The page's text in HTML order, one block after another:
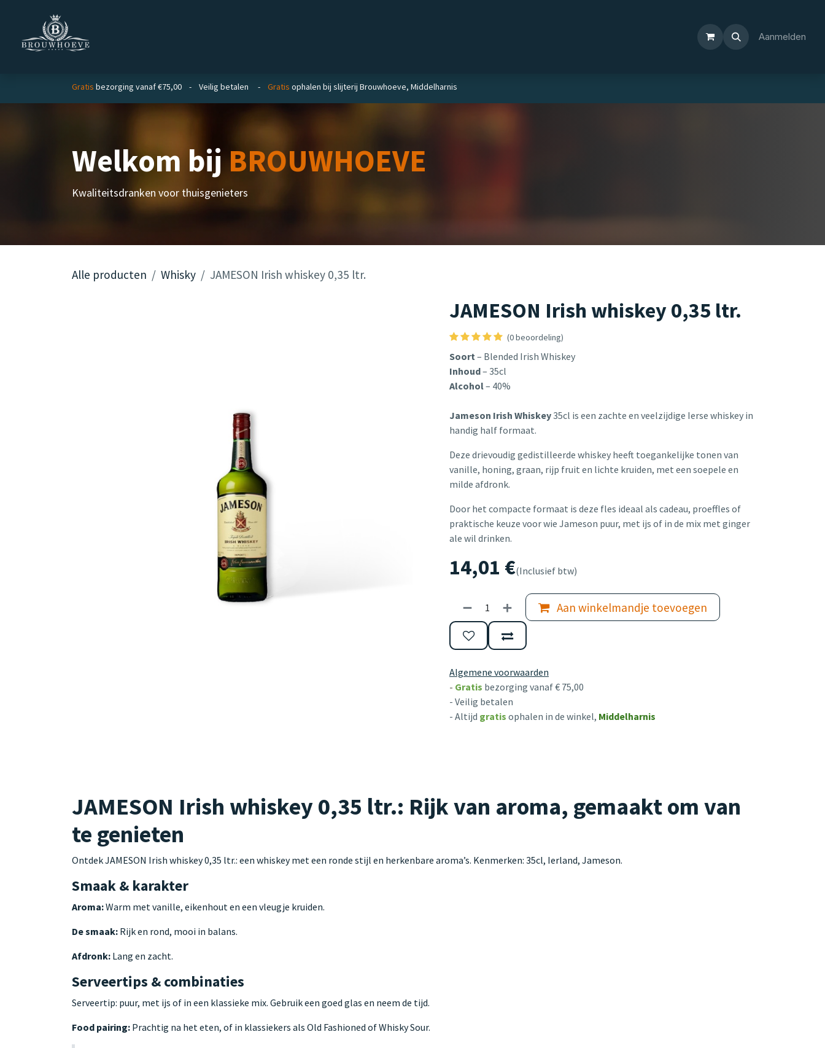
Aanmelden
Gratis bezorging vanaf €75,00 - Veilig betalen - Gratis ophalen bij slijterij Brouwhoeve, Middelharnis
Welkom bijBROUWHOEVE
Kwaliteitsdranken voor thuisgenieters
Alle producten Whisky JAMESON Irish whiskey 0,35 ltr.
JAMESON Irish whiskey 0,35 ltr.
(0 beoordeling)
Soort– Blended Irish Whiskey
Inhoud– 35cl
Alcohol– 40%
Jameson Irish Whiskey35cl is een zachte en veelzijdige Ierse whiskey in
handig half formaat.
Deze drievoudig gedistilleerde whiskey heeft toegankelijke tonen van
vanille, honing, graan, rijp fruit en lichte kruiden, met een soepele en
milde afdronk.
Door het compacte formaat is deze fles ideaal als cadeau, proeffles of
praktische keuze voor wie Jameson puur, met ijs of in de mix met ginger
ale wil drinken.
14,01 €(Inclusief btw)
Aan winkelmandje toevoegen
Algemene voorwaarden
- Gratis bezorging vanaf € 75,00
- Veilig betalen
- Altijd gratis ophalen in de winkel, Middelharnis
JAMESON Irish whiskey 0,35 ltr.: Rijk van aroma, gemaakt om van
te genieten
Ontdek JAMESON Irish whiskey 0,35 ltr.: een whiskey met een ronde stijl en herkenbare aroma’s. Kenmerken: 35cl, Ierland, Jameson.
Smaak & karakter
Aroma:Warm met vanille, eikenhout en een vleugje kruiden.
De smaak: Rijk en rond, mooi in balans.
Afdronk: Lang en zacht.
Serveertips & combinaties
Serveertip: puur, met ijs of in een klassieke mix. Gebruik een goed glas en neem de tijd.
Food pairing: Prachtig na het eten, of in klassiekers als Old Fashioned of Whisky Sour.